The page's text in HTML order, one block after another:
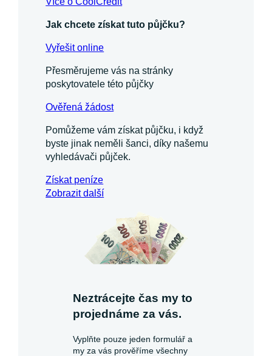
Jak chcete získat tuto půjčku?
Vyřešit online
Přesměrujeme vás na stránky
poskytovatele této půjčky
Ověřená žádost
Pomůžeme vám získat půjčku, i když
byste jinak neměli šanci, díky našemu
vyhledávači půjček.
Získatpeníze
Zobrazit další
Neztrácejte čas my to
projednáme za vás.
Vyplňte pouze jeden formulář a
my za vás prověříme všechny